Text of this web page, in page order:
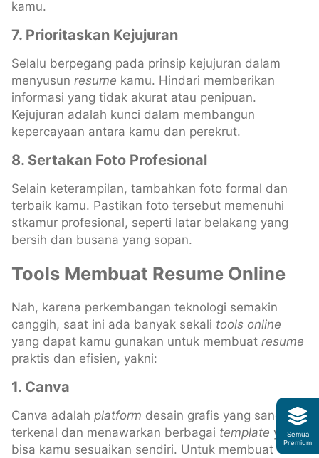
kamu.
7. Prioritaskan Kejujuran
Selalu berpegang pada prinsip kejujuran dalam
menyusun resume kamu. Hindari memberikan
informasi yang tidak akurat atau penipuan.
Kejujuran adalah kunci dalam membangun
kepercayaan antara kamu dan perekrut.
8. Sertakan Foto Profesional
Selain keterampilan, tambahkan foto formal dan
terbaik kamu. Pastikan foto tersebut memenuhi
stkamur profesional, seperti latar belakang yang
bersih dan busana yang sopan.
Tools Membuat Resume Online
Nah, karena perkembangan teknologi semakin
canggih, saat ini ada banyak sekali tools online
yang dapat kamu gunakan untuk membuat resume
praktis dan efisien, yakni:
1. Canva
Canva adalah platform desain grafis yang sangat
terkenal dan menawarkan berbagai template yang
bisa kamu sesuaikan sendiri. Untuk membuat
Semua
Premium